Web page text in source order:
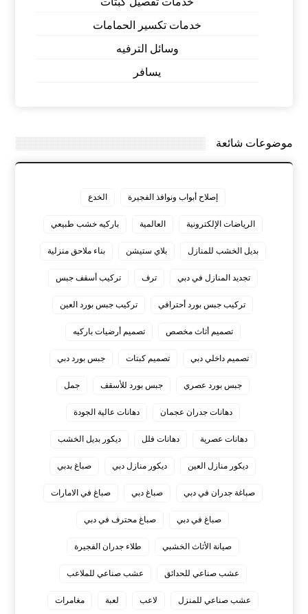
خدمات تكسير الحمامات
وسائل الترفيه
يسافر
موضوعات شائعة
إصلاح أبواب ونوافذ الفجيرة الخدع
الرياضات الإلكترونية العالمية باركيه خشب طبيعي
بديل الخشب للمنازل بلاي ستيشن بناء ملاحق منزلية
تجديد المنازل في دبي ترف تركيب أسقف جبس
تركيب جبس بورد أحترافي تركيب جبس بورد العين
تصميم أثاث مخصص تصميم أرضيات باركيه
تصميم داخلي دبي تصميم كبتات جبس بورد دبي
جبس بورد عصري جبس بورد للأسقف جمل
دهانات جدران عجمان دهانات عالية الجودة
دهانات عصرية دهانات فلل ديكور بديل الخشب
ديكور منازل العين ديكور منازل دبي صباغ بدبي
صباغة جدران في دبي صباغ دبي صباغ في الامارات
صباغ في دبي صباغ محترف في دبي
صيانة الأثاث الخشبي طلاء جدران الفجيرة
عشب صناعي للحدائق عشب صناعي للملاعب
عشب صناعي للمنزل لاعب لعبة مغامرات